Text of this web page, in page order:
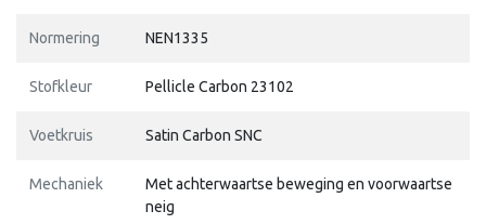
Normering NEN1335
Stofkleur Pellicle Carbon 23102
Voetkruis Satin Carbon SNC
Mechaniek
Met achterwaartse beweging en voorwaartse
neig